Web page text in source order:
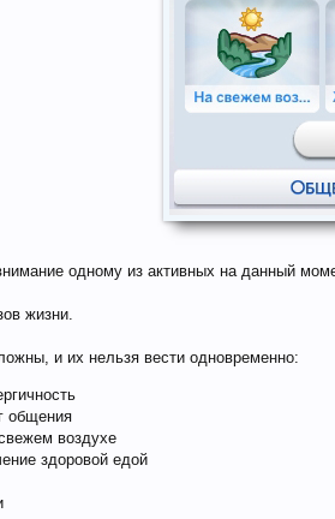
одному из активных на данный
жизни.
и их нельзя вести одновременно:
общения
воздухе
здоровой едой